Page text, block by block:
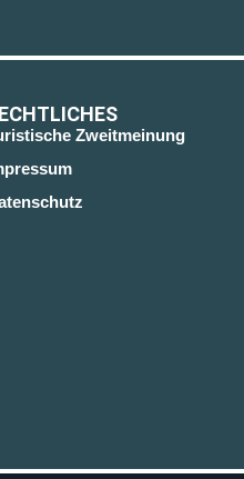
Zweitmeinung